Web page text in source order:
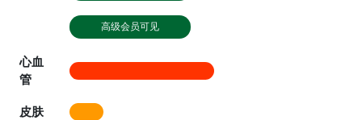
高级会员可见
心血
管
皮肤